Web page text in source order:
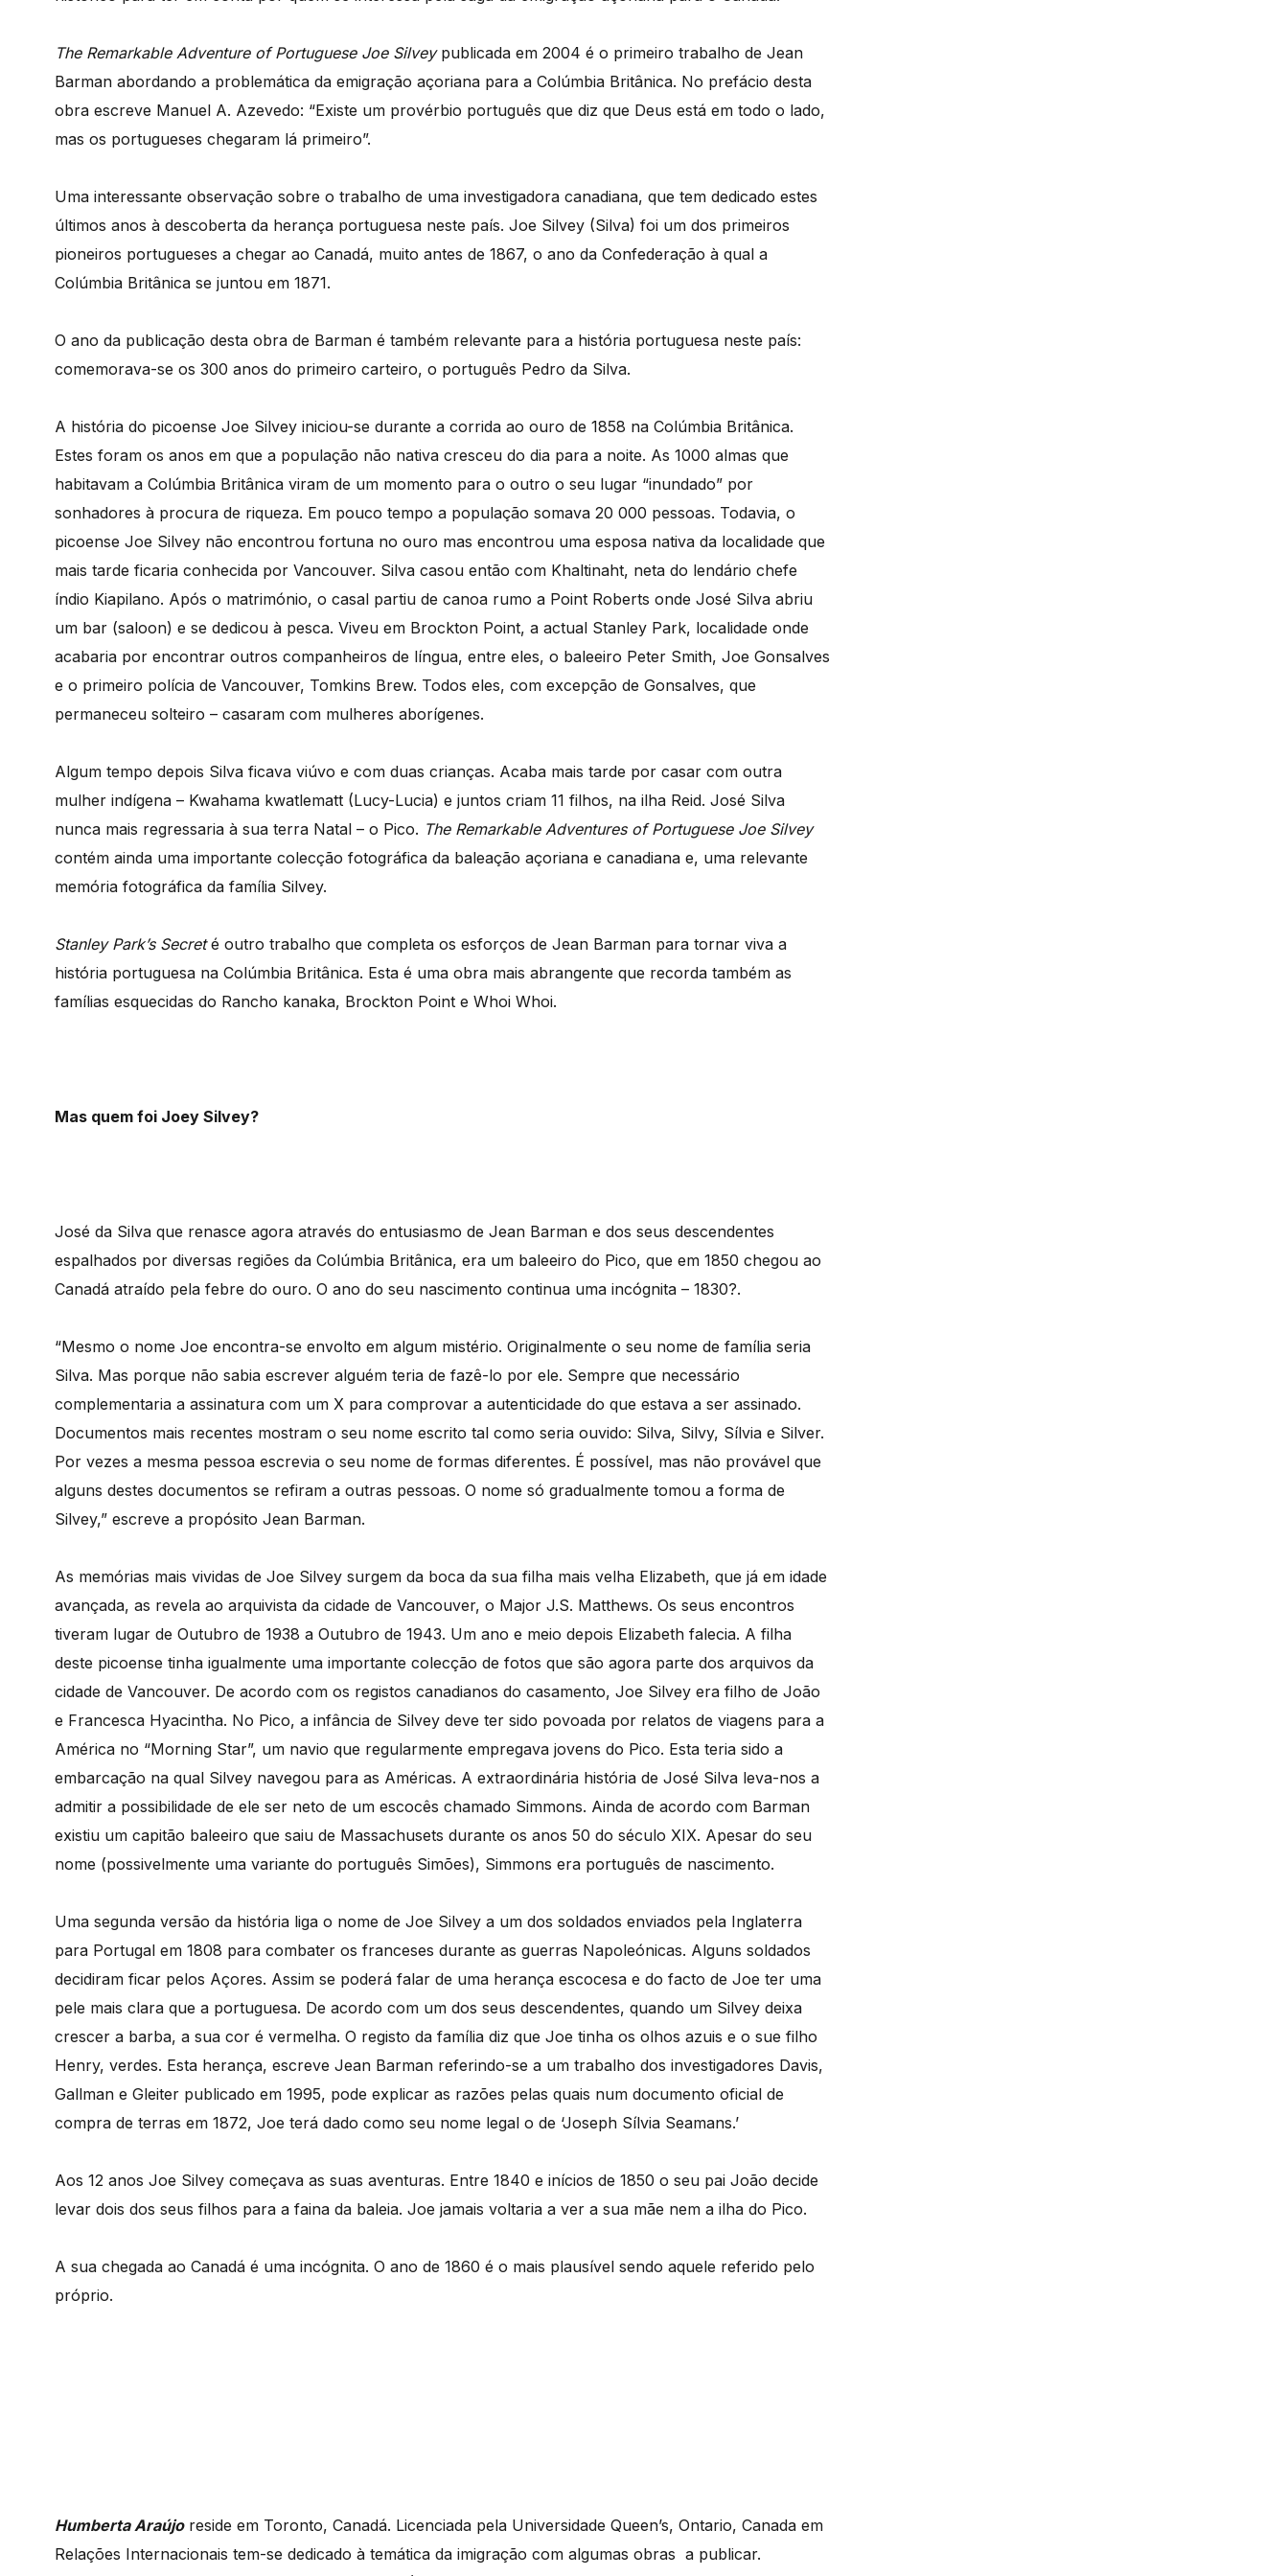
The Remarkable Adventure of Portuguese Joe Silveypublicada em 2004 é o primeiro trabalho de Jean
Barman abordando a problemática da emigração açoriana para a Colúmbia Britânica. No prefácio desta
obra escreve Manuel A. Azevedo: “Existe um provérbio português que diz que Deus está em todo o lado,
mas os portugueses chegaram lá primeiro”.
Uma interessante observação sobre o trabalho de uma investigadora canadiana, que tem dedicado estes
últimos anos à descoberta da herança portuguesa neste país. Joe Silvey (Silva) foi um dos primeiros
pioneiros portugueses a chegar ao Canadá, muito antes de 1867, o ano da Confederação à qual a
Colúmbia Britânica se juntou em 1871.
O ano da publicação desta obra de Barman é também relevante para a história portuguesa neste país:
comemorava-se os 300 anos do primeiro carteiro, o português Pedro da Silva.
A história do picoense Joe Silvey iniciou-se durante a corrida ao ouro de 1858 na Colúmbia Britânica.
Estes foram os anos em que a população não nativa cresceu do dia para a noite. As 1000 almas que
habitavam a Colúmbia Britânica viram de um momento para o outro o seu lugar “inundado” por
sonhadores à procura de riqueza. Em pouco tempo a população somava 20 000 pessoas. Todavia, o
picoense Joe Silvey não encontrou fortuna no ouro mas encontrou uma esposa nativa da localidade que
mais tarde ficaria conhecida por Vancouver. Silva casou então com Khaltinaht, neta do lendário chefe
índio Kiapilano. Após o matrimónio, o casal partiu de canoa rumo a Point Roberts onde José Silva abriu
um bar (saloon) e se dedicou à pesca. Viveu em Brockton Point, a actual Stanley Park, localidade onde
acabaria por encontrar outros companheiros de língua, entre eles, o baleeiro Peter Smith, Joe Gonsalves
e o primeiro polícia de Vancouver, Tomkins Brew. Todos eles, com excepção de Gonsalves, que
permaneceu solteiro – casaram com mulheres aborígenes.
Algum tempo depois Silva ficava viúvo e com duas crianças. Acaba mais tarde por casar com outra
mulher indígena – Kwahama kwatlematt (Lucy-Lucia) e juntos criam 11 filhos, na ilha Reid. José Silva
nunca mais regressaria à sua terra Natal – o Pico. The Remarkable Adventures of Portuguese Joe Silvey
contém ainda uma importante colecção fotográfica da baleação açoriana e canadiana e, uma relevante
memória fotográfica da família Silvey.
Stanley Park’s Secreté outro trabalho que completa os esforços de Jean Barman para tornar viva a
história portuguesa na Colúmbia Britânica. Esta é uma obra mais abrangente que recorda também as
famílias esquecidas do Rancho kanaka, Brockton Point e Whoi Whoi.
Mas quem foi Joey Silvey?
José da Silva que renasce agora através do entusiasmo de Jean Barman e dos seus descendentes
espalhados por diversas regiões da Colúmbia Britânica, era um baleeiro do Pico, que em 1850 chegou ao
Canadá atraído pela febre do ouro. O ano do seu nascimento continua uma incógnita – 1830?.
“Mesmo o nome Joe encontra-se envolto em algum mistério. Originalmente o seu nome de família seria
Silva. Mas porque não sabia escrever alguém teria de fazê-lo por ele. Sempre que necessário
complementaria a assinatura com um X para comprovar a autenticidade do que estava a ser assinado.
Documentos mais recentes mostram o seu nome escrito tal como seria ouvido: Silva, Silvy, Sílvia e Silver.
Por vezes a mesma pessoa escrevia o seu nome de formas diferentes. É possível, mas não provável que
alguns destes documentos se refiram a outras pessoas. O nome só gradualmente tomou a forma de
Silvey,” escreve a propósito Jean Barman.
As memórias mais vividas de Joe Silvey surgem da boca da sua filha mais velha Elizabeth, que já em idade
avançada, as revela ao arquivista da cidade de Vancouver, o Major J.S. Matthews. Os seus encontros
tiveram lugar de Outubro de 1938 a Outubro de 1943. Um ano e meio depois Elizabeth falecia. A filha
deste picoense tinha igualmente uma importante colecção de fotos que são agora parte dos arquivos da
cidade de Vancouver. De acordo com os registos canadianos do casamento, Joe Silvey era filho de João
e Francesca Hyacintha. No Pico, a infância de Silvey deve ter sido povoada por relatos de viagens para a
América no “Morning Star”, um navio que regularmente empregava jovens do Pico. Esta teria sido a
embarcação na qual Silvey navegou para as Américas. A extraordinária história de José Silva leva-nos a
admitir a possibilidade de ele ser neto de um escocês chamado Simmons. Ainda de acordo com Barman
existiu um capitão baleeiro que saiu de Massachusets durante os anos 50 do século XIX. Apesar do seu
nome (possivelmente uma variante do português Simões), Simmons era português de nascimento.
Uma segunda versão da história liga o nome de Joe Silvey a um dos soldados enviados pela Inglaterra
para Portugal em 1808 para combater os franceses durante as guerras Napoleónicas. Alguns soldados
decidiram ficar pelos Açores. Assim se poderá falar de uma herança escocesa e do facto de Joe ter uma
pele mais clara que a portuguesa. De acordo com um dos seus descendentes, quando um Silvey deixa
crescer a barba, a sua cor é vermelha. O registo da família diz que Joe tinha os olhos azuis e o sue filho
Henry, verdes. Esta herança, escreve Jean Barman referindo-se a um trabalho dos investigadores Davis,
Gallman e Gleiter publicado em 1995, pode explicar as razões pelas quais num documento oficial de
compra de terras em 1872, Joe terá dado como seu nome legal o de ‘Joseph Sílvia Seamans.’
Aos 12 anos Joe Silvey começava as suas aventuras. Entre 1840 e inícios de 1850 o seu pai João decide
levar dois dos seus filhos para a faina da baleia. Joe jamais voltaria a ver a sua mãe nem a ilha do Pico.
A sua chegada ao Canadá é uma incógnita. O ano de 1860 é o mais plausível sendo aquele referido pelo
próprio.
Humberta Araújoreside em Toronto, Canadá. Licenciada pela Universidade Queen’s, Ontario, Canada em
Relações Internacionais tem-se dedicado à temática da imigração com algumas obras a publicar.